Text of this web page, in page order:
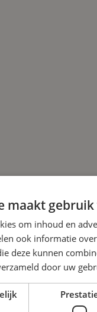
maakt
om inhoud en
ook informatie
deze kunnen
door uw